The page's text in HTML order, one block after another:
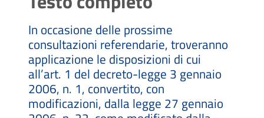
In occasione delle prossime
consultazioni referendarie, troveranno
applicazione le disposizioni di cui
all’art. 1 del decreto-legge 3 gennaio
2006, n. 1, convertito, con
modificazioni, dalla legge 27 gennaio